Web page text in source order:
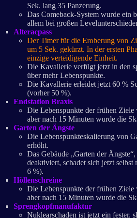
Sek. lang 35 Panzerung.
Das Comeback-System wurde ein
allem bei großen
Alteracpass
Der Timer für die Eroberung von
um 5 Sek. gekürzt. In der ersten
einzige verteidigende Einheit.
Die Kavallerie verfügt jetzt in den
über mehr Lebenspunkte.
Die Kavallerie erleidet jetzt 60 %
(vorher 50 %).
Endstation Braxis
Die Lebenspunkte der frühen Ziele
aber nach 15 Minuten wurde die
Garten der Ängste
Die Lebenspunkteskalierung von
erhöht.
Das Gebäude „Garten der
deaktiviert, schadet sich jetzt
6 %).
Höllenschreine
Die Lebenspunkte der frühen Ziele
aber nach 15 Minuten wurde die
Sprengkopfmanufaktur
Nuklearschaden ist jetzt ein fester,